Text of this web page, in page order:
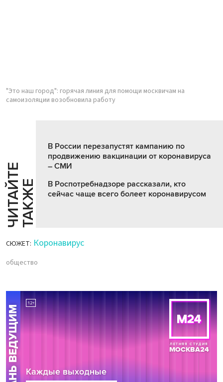
"Это наш город": горячая линия для помощи москвичам на
самоизоляции возобновила работу
Ч
И
Т
АЙ
Т
Е
Т
А
К
ЖЕ
В России перезапустят кампанию по
продвижению вакцинации от коронавируса
– СМИ
В Роспотребнадзоре рассказали, кто
сейчас чаще всего болеет коронавирусом
СЮЖЕТ: Коронавирус
общество